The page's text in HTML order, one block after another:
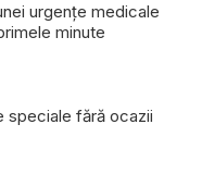
urgențe medicale
minute
speciale fără ocazii